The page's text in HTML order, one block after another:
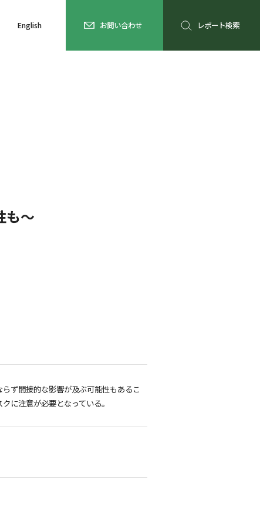
English お問い合わせ レポート検索
も～
ず間接的な影響が及ぶ可能性もあるこ
に注意が必要となっている。